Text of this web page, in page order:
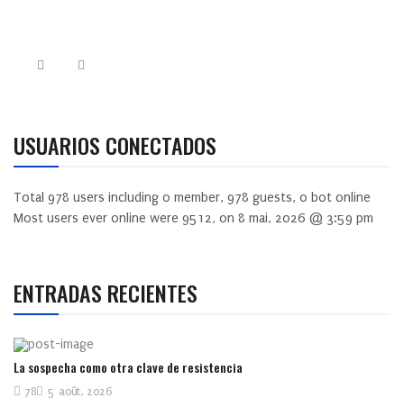
USUARIOS CONECTADOS
Total 978 users including 0 member, 978 guests, 0 bot online
Most users ever online were 9512, on 8 mai, 2026 @ 3:59 pm
ENTRADAS RECIENTES
La sospecha como otra clave de resistencia
5 août, 2026
78